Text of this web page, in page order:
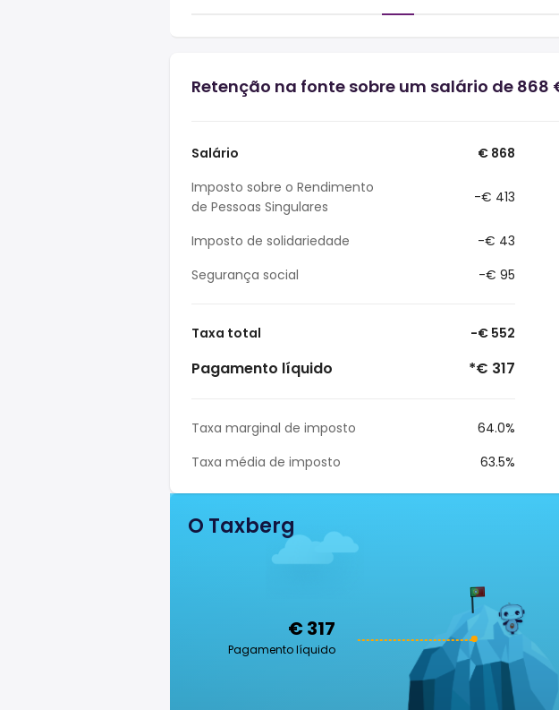
Retenção na fonte sobre um salário de 868
Salário
€ 868
Imposto sobre o Rendimento
de Pessoas Singulares
-€ 413
Imposto de solidariedade
-€ 43
Segurança social
-€ 95
Taxa total -€ 552
Pagamento líquido *€ 317
Taxa marginal de imposto
64.0%
Taxa média de imposto
63.5%
O Taxberg
€ 317
Pagamento líquido